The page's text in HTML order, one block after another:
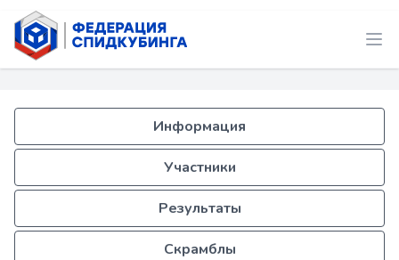
Информация
Участники
Результаты
Скрамблы